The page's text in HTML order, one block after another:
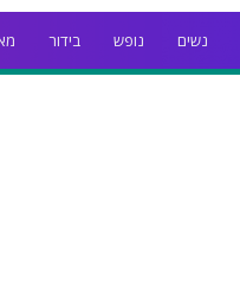
נשים נופש בידור